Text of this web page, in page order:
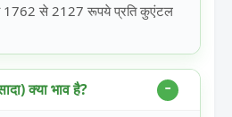
1762 से 2127 रूपये प्रति कुएंटल
क्या भाव है?